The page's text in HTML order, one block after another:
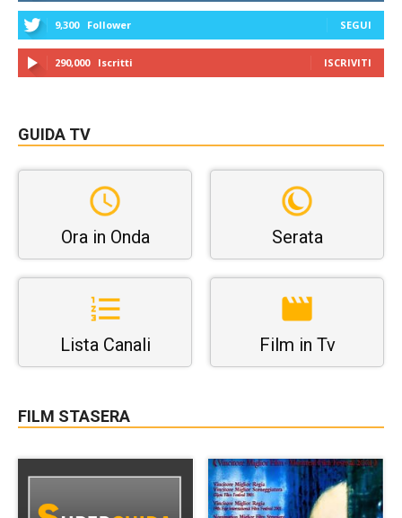
9,300 Follower SEGUI
290,000 Iscritti ISCRIVITI
GUIDA TV
Ora in Onda Serata
Lista Canali Film in Tv
FILM STASERA